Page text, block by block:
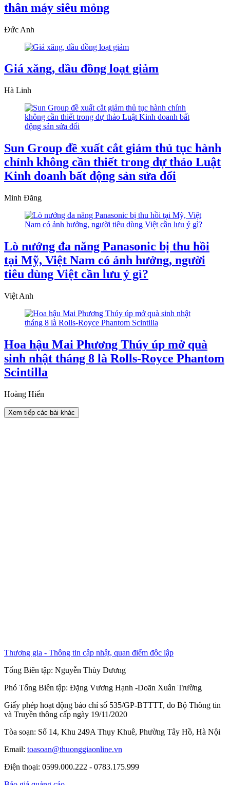
thân máy siêu mỏng
Đức Anh
Giá xăng, dầu đồng loạt giảm
Hà Linh
Sun Group đề xuất cắt giảm thủ tục hành
chính không cần thiết trong dự thảo Luật
Kinh doanh bất động sản sửa đổi
Minh Đăng
Lò nướng đa năng Panasonic bị thu hồi
tại Mỹ, Việt Nam có ảnh hưởng, người
tiêu dùng Việt cần lưu ý gì?
Việt Anh
Hoa hậu Mai Phương Thúy úp mở quà
sinh nhật tháng 8 là Rolls-Royce Phantom
Scintilla
Hoàng Hiển
Xem tiếp các bài khác
Thương gia - Thông tin cập nhật, quan điểm độc lập
Tổng Biên tập: Nguyễn Thùy Dương
Phó Tổng Biên tập: Đặng Vương Hạnh -Doãn Xuân Trường
Giấy phép hoạt động báo chí số 535/GP-BTTTT, do Bộ Thông tin
và Truyền thông cấp ngày 19/11/2020
Tòa soạn: Số 14, Khu 249A Thụy Khuê, Phường Tây Hồ, Hà Nội
Email: toasoan@thuonggiaonline.vn
Điện thoại: 0599.000.222 - 0783.175.999